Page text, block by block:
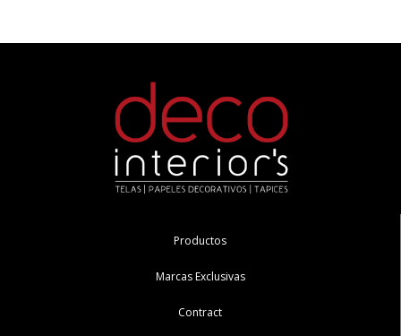
Productos
Marcas Exclusivas
Contract